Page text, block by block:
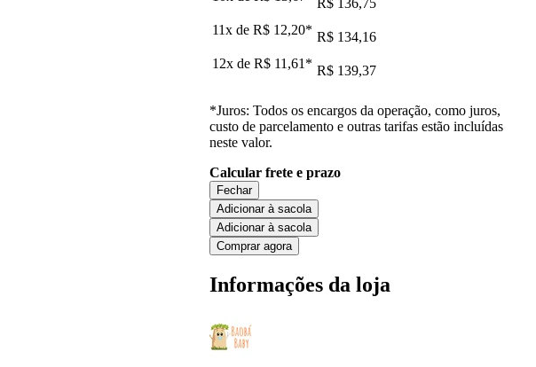
11x de R$ 12,20* R$ 134,16
12x de R$ 11,61 * R$ 139,37
*Juros: Todos os encargos da operação, como juros,
custo de parcelamento e outras tarifas estão incluídas
neste valor.
Calcular frete e prazo
Fechar
Adicionar à sacola
Adicionar à sacola
Comprar agora
Informações da loja